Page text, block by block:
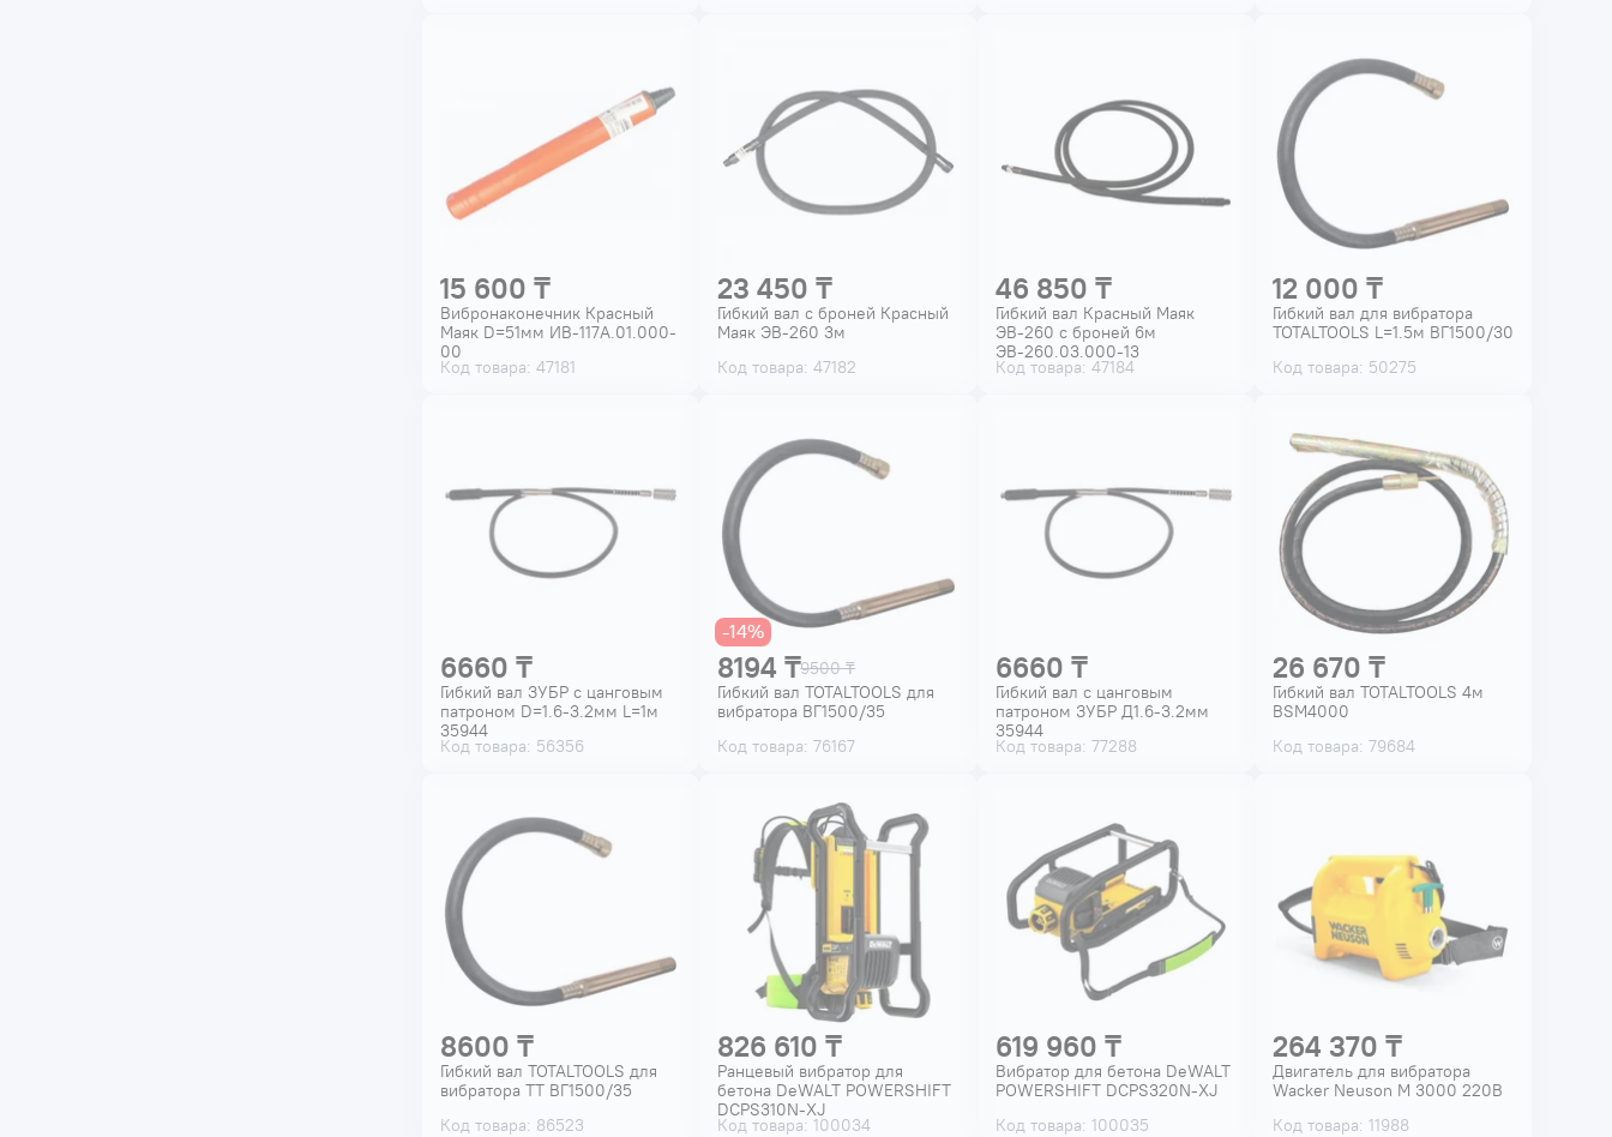
15 600 ₸
Вибронаконечник Красный
Маяк D=51мм ИВ-117А.01.000-
00
Код товара: 47181
23 450 ₸
Гибкий вал с броней Красный
Маяк ЭВ-260 3м
Код товара: 47182
46 850 ₸
Гибкий вал Красный Маяк
ЭВ-260 с броней 6м
ЭВ-260.03.000-13
Код товара: 47184
12 000 ₸
Гибкий вал для вибратора
TOTALTOOLS L=1.5м ВГ1500/30
Код товара: 50275
6660 ₸
Гибкий вал ЗУБР с цанговым
патроном D=1.6-3.2мм L=1м
35944
Код товара: 56356
8194 ₸9500 ₸
-14%
Гибкий вал TOTALTOOLS для
вибратора ВГ1500/35
Код товара: 76167
6660 ₸
Гибкий вал с цанговым
патроном ЗУБР Д1.6-3.2мм
35944
Код товара: 77288
26 670 ₸
Гибкий вал TOTALTOOLS 4м
BSM4000
Код товара: 79684
8600 ₸
Гибкий вал TOTALTOOLS для
вибратора TT ВГ1500/35
Код товара: 86523
826 610 ₸
Ранцевый вибратор для
бетона DeWALT POWERSHIFT
DCPS310N-XJ
Код товара: 100034
619 960 ₸
Вибратор для бетона DeWALT
POWERSHIFT DCPS320N-XJ
Код товара: 100035
264 370 ₸
Двигатель для вибратора
Wacker Neuson М 3000 220В
Код товара: 11988